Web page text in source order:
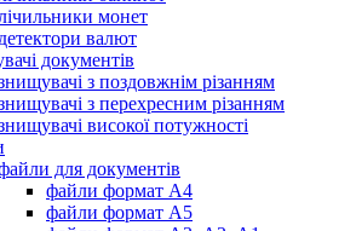
монет
детектори валют
документів
з поздовжнім різанням
з перехресним різанням
високої потужності
для документів
файли формат А4
файли формат А5